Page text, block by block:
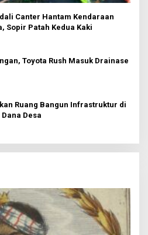
Canter Hantam Kendaraan
Sopir Patah Kedua Kaki
Toyota Rush Masuk Drainase
Ruang Bangun Infrastruktur di
Desa